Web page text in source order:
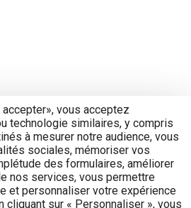
accepter», vous acceptez
technologie similaires, y compris
à mesurer notre audience, vous
sociales, mémoriser vos
des formulaires, améliorer
nos services, vous permettre
et personnaliser votre expérience
cliquant sur « Personnaliser », vous